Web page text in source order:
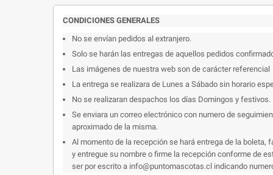
CONDICIONES GENERALES
No se envían pedidos al extranjero.
Solo se harán las entregas de aquellos pedidos
Las imágenes de nuestra web son de carácter referencial
La entrega se realizara de Lunes a Sábado sin horario
No se realizaran despachos los días Domingos y festivos.
Se enviara un correo electrónico con numero de
aproximado de la misma.
Al momento de la recepción se hará entrega de la
y entregue su nombre o firme la recepción conforme de
ser por escrito a info@puntomascotas.cl indicando